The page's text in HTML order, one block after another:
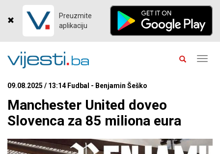
Preuzmite
aplikaciju
09.08.2025 / 13:14 Fudbal - Benjamin Šeško
Manchester United doveo
Slovenca za 85 miliona eura